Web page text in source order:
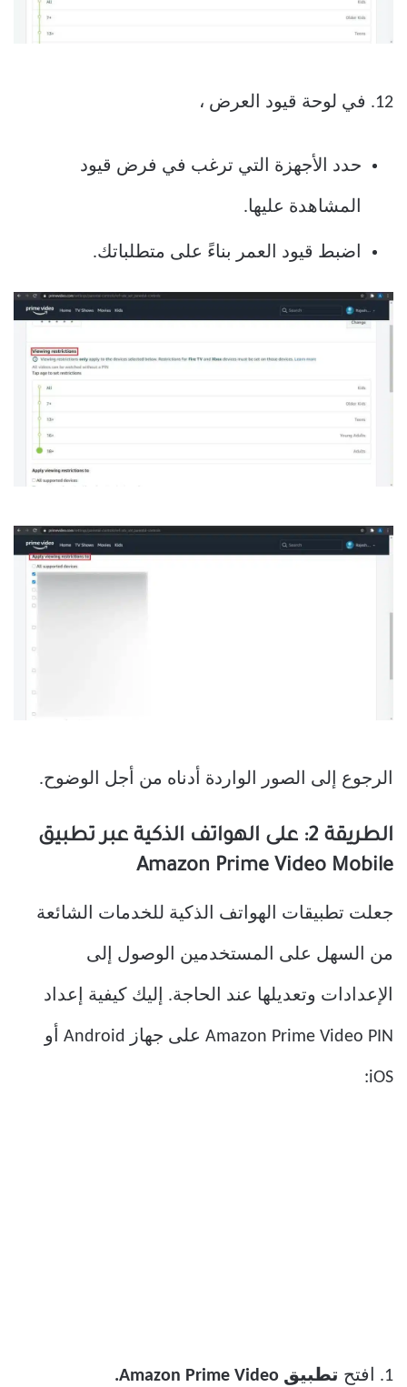
12. في لوحة قيود العرض ،
حدد الأجهزة التي ترغب في فرض قيود
المشاهدة عليها.
اضبط قيود العمر بناءً على متطلباتك.
الرجوع إلى الصور الواردة أدناه من أجل الوضوح.
الطريقة 2: على الهواتف الذكية عبر تطبيق
Amazon Prime Video Mobile
جعلت تطبيقات الهواتف الذكية للخدمات الشائعة
من السهل على المستخدمين الوصول إلى
الإعدادات وتعديلها عند الحاجة. إليك كيفية إعداد
Amazon Prime Video PIN على جهاز Android أو
iOS:
1. افتح تطبيق Amazon Prime Video.